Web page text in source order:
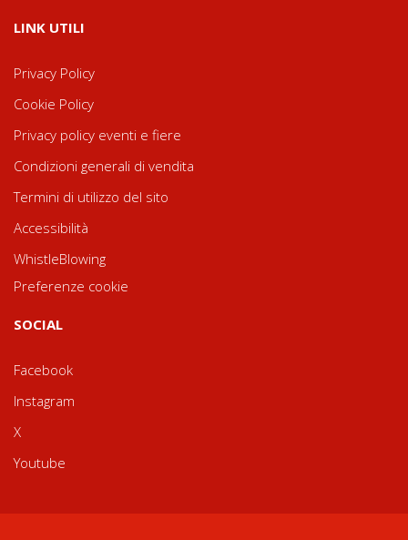
LINK UTILI
Privacy Policy
Cookie Policy
Privacy policy eventi e fiere
Condizioni generali di vendita
Termini di utilizzo del sito
Accessibilità
WhistleBlowing
Preferenze cookie
SOCIAL
Facebook
Instagram
X
Youtube